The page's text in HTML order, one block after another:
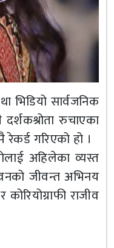
भिडियो सार्वजनिक
रुचाएका
गरिएको हो ।
अहिलेका व्यस्त
जीवन्त अभिनय
राजीव